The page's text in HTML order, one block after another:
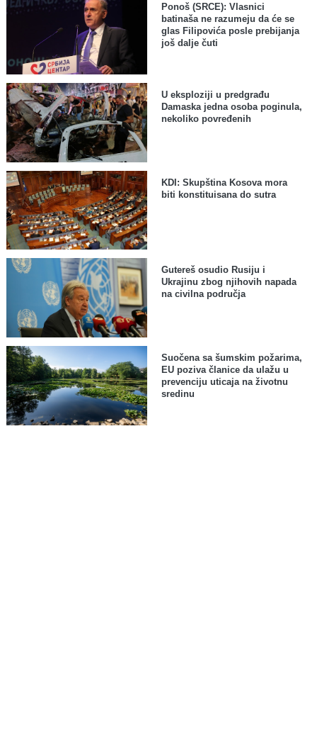
Ponoš (SRCE): Vlasnici
batinaša ne razumeju da će se
glas Filipovića posle prebijanja
još dalje čuti
U eksploziji u predgrađu
Damaska jedna osoba poginula,
nekoliko povređenih
KDI: Skupština Kosova mora
biti konstituisana do sutra
Gutereš osudio Rusiju i
Ukrajinu zbog njihovih napada
na civilna područja
Suočena sa šumskim požarima,
EU poziva članice da ulažu u
prevenciju uticaja na životnu
sredinu